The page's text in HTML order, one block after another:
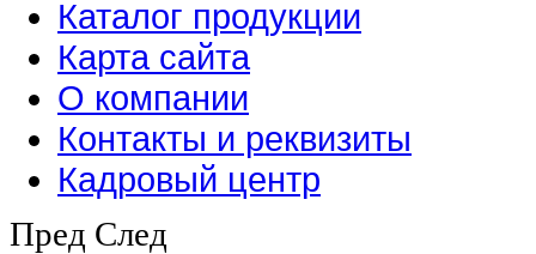
Каталог продукции
Карта сайта
О компании
Контакты и реквизиты
Кадровый центр
Пред След